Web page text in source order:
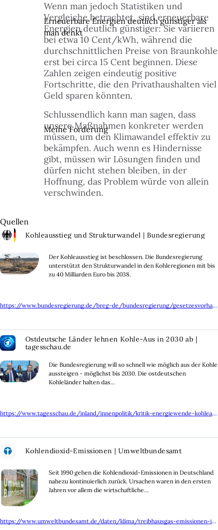
Erneuerbare Energien deutlich günstiger als
man denkt
Wenn man jedoch Statistiken und
Vergleiche betrachtet, sind erneuerbare
Energien deutlich günstiger: Sie variieren
bei etwa 10 Cent/kWh, während die
durchschnittlichen Preise von Braunkohle
erst bei circa 15 Cent beginnen. Diese
Zahlen zeigen eindeutig positive
Fortschritte, die den Privathaushalten viel
Geld sparen könnten.
Meine Forderung
Schlussendlich kann man sagen, dass
unsere Maßnahmen konkreter werden
müssen, um den Klimawandel effektiv zu
bekämpfen. Auch wenn es Hindernisse
gibt, müssen wir Lösungen finden und
dürfen nicht stehen bleiben, in der
Hoffnung, das Problem würde von allein
verschwinden.
Quellen
Kohleausstieg und Strukturwandel | Bundesregierung
Der Kohleausstieg ist beschlossen. Die Bundesregierung
unterstützt den Strukturwandel in den Kohleregionen mit bis
zu 40 Milliarden Euro bis 2038.
https://www.bundesregierung.de/breg-de/bundesregierung/gesetzesvorhaben/kohleausstieg-1664496
Ostdeutsche Länder lehnen Kohle-Aus in 2030 ab |
tagesschau.de
Die Bundesregierung will so schnell wie möglich aus der Kohle
aussteigen - möglichst bis 2030. Die ostdeutschen
Kohleländer halten das…
https://www.tagesschau.de/inland/innenpolitik/kritik-energiewende-kohleausstieg-100.html
Kohlendioxid-Emissionen | Umweltbundesamt
Seit 1990 gehen die Kohlendioxid-Emissionen in Deutschland
nahezu kontinuierlich zurück. Ursachen waren in den ersten
Jahren vor allem die wirtschaftliche…
https://www.umweltbundesamt.de/daten/klima/treibhausgas-emissionen-in-deutschland/kohlendioxid-emissionen#kohlendioxid-emissionen-im-vergleich-zu-anderen-treibhausgasen